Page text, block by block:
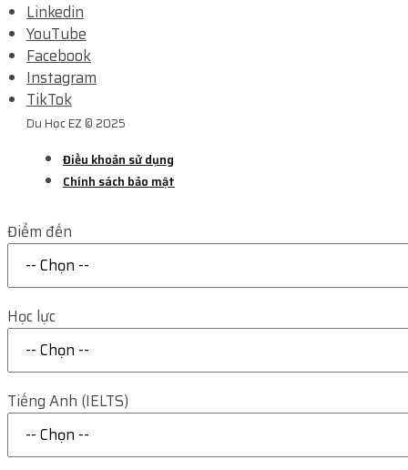
Linkedin
YouTube
Facebook
Instagram
TikTok
Du Học EZ © 2025
Điều khoản sử dụng
Chính sách bảo mật
Điểm đến
Học lực
Tiếng Anh (IELTS)